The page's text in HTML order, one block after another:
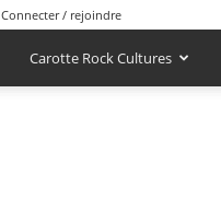
Connecter / rejoindre
Carotte Rock Cultures